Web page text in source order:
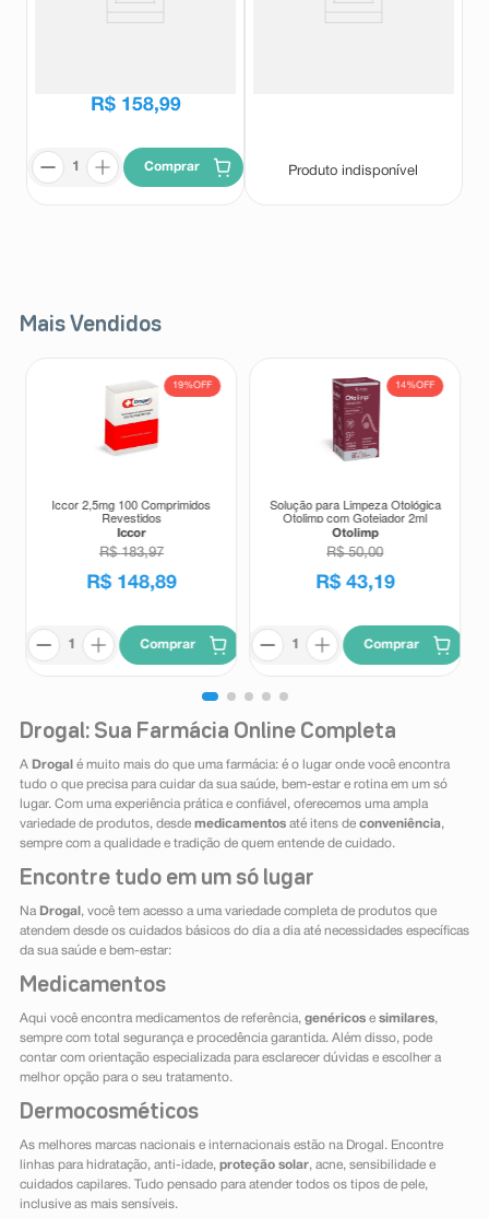
Anafranil 25mg 60 Drágeas
R$ 158,99
Comprar
Anafranil 25mg 30 Drágeas
Produto indisponível
Mais Vendidos
19%OFF
Iccor 2,5mg 100 Comprimidos
Revestidos
Iccor
R$ 183,97
R$ 148,89
Comprar
14%OFF
Solução para Limpeza Otológica
Otolimp com Gotejador 2ml
Otolimp
R$ 50,00
R$ 43,19
Comprar
Drogal: Sua Farmácia Online Completa
A Drogal é muito mais do que uma farmácia: é o lugar onde você encontra
tudo o que precisa para cuidar da sua saúde, bem-estar e rotina em um só
lugar. Com uma experiência prática e confiável, oferecemos uma ampla
variedade de produtos, desde medicamentosaté itens de conveniência,
sempre com a qualidade e tradição de quem entende de cuidado.
Encontre tudo em um só lugar
Na Drogal , você tem acesso a uma variedade completa de produtos que
atendem desde os cuidados básicos do dia a dia até necessidades específicas
da sua saúde e bem-estar:
Medicamentos
Aqui você encontra medicamentos de referência, genéricose similares,
sempre com total segurança e procedência garantida. Além disso, pode
contar com orientação especializada para esclarecer dúvidas e escolher a
melhor opção para o seu tratamento.
Dermocosméticos
As melhores marcas nacionais e internacionais estão na Drogal. Encontre
linhas para hidratação, anti-idade, proteção solar, acne, sensibilidade e
cuidados capilares. Tudo pensado para atender todos os tipos de pele,
inclusive as mais sensíveis.